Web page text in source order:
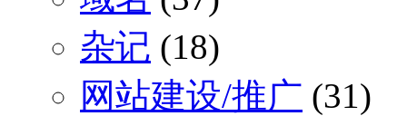
杂记 (18)
网站建设/推广 (31)